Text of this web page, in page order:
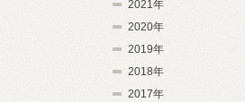
2021年
2020年
2019年
2018年
2017年